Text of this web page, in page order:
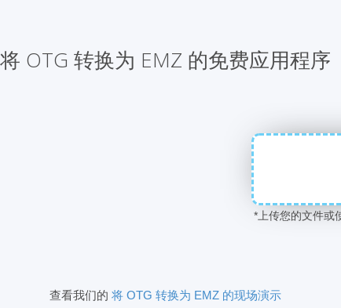
将 OTG 转换为 EMZ 的免费应用程序
*上传您的文件或
查看我们的 将 OTG 转换为 EMZ 的现场演示